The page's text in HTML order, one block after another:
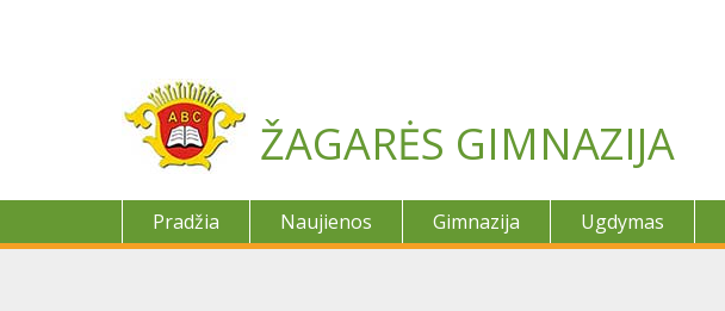
ŽAGARĖS GIMNAZIJA
Pradžia Naujienos Gimnazija Ugdymas